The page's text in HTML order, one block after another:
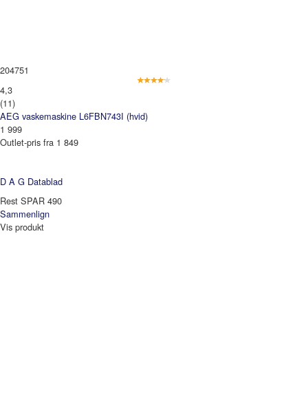
204751
4,3
(11)
AEG vaskemaskine L6FBN743I (hvid)
1 999
Outlet-pris fra 1 849
D A G Datablad
Rest SPAR 490
Sammenlign
Vis produkt